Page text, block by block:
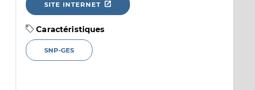
SITE INTERNET
Caractéristiques
SNP-GES